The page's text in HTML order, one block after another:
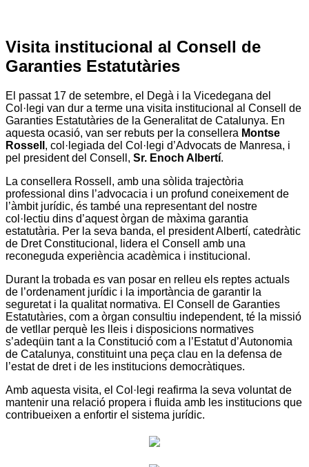
Visita institucional al Consell de
Garanties Estatutàries
El passat 17 de setembre, el Degà i la Vicedegana del
Col·legi van dur a terme una visita institucional al Consell de
Garanties Estatutàries de la Generalitat de Catalunya. En
aquesta ocasió, van ser rebuts per la consellera Montse
Rossell , col·legiada del Col·legi d’Advocats de Manresa, i
pel president del Consell, Sr. Enoch Albertí.
La consellera Rossell, amb una sòlida trajectòria
professional dins l’advocacia i un profund coneixement de
l’àmbit jurídic, és també una representant del nostre
col·lectiu dins d’aquest òrgan de màxima garantia
estatutària. Per la seva banda, el president Albertí, catedràtic
de Dret Constitucional, lidera el Consell amb una
reconeguda experiència acadèmica i institucional.
Durant la trobada es van posar en relleu els reptes actuals
de l’ordenament jurídic i la importància de garantir la
seguretat i la qualitat normativa. El Consell de Garanties
Estatutàries, com a òrgan consultiu independent, té la missió
de vetllar perquè les lleis i disposicions normatives
s’adeqüin tant a la Constitució com a l’Estatut d’Autonomia
de Catalunya, constituint una peça clau en la defensa de
l’estat de dret i de les institucions democràtiques.
Amb aquesta visita, el Col·legi reafirma la seva voluntat de
mantenir una relació propera i fluida amb les institucions que
contribueixen a enfortir el sistema jurídic.